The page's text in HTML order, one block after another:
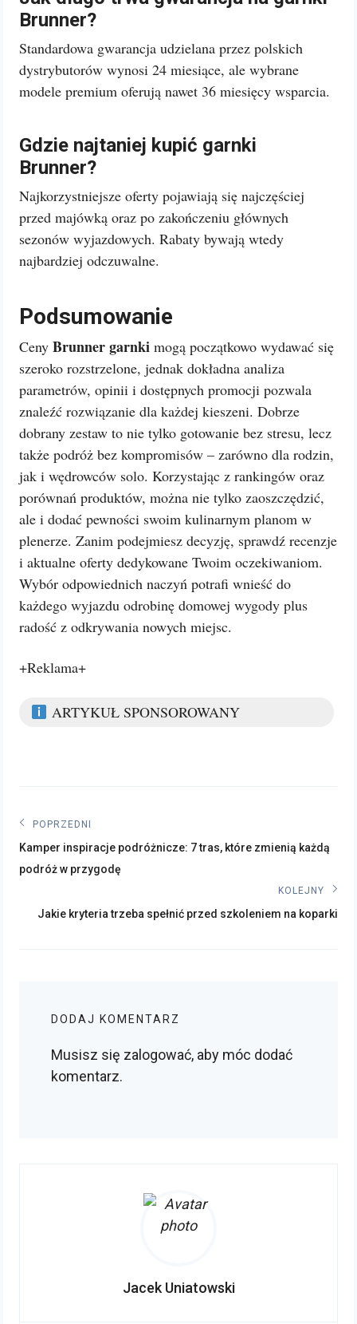
Brunner?
Standardowa gwarancja udzielana przez polskich
dystrybutorów wynosi 24 miesiące, ale wybrane
modele premium oferują nawet 36 miesięcy wsparcia.
Gdzie najtaniej kupić garnki
Brunner?
Najkorzystniejsze oferty pojawiają się najczęściej
przed majówką oraz po zakończeniu głównych
sezonów wyjazdowych. Rabaty bywają wtedy
najbardziej odczuwalne.
Podsumowanie
Ceny Brunner garnki mogą początkowo wydawać się
szeroko rozstrzelone, jednak dokładna analiza
parametrów, opinii i dostępnych promocji pozwala
znaleźć rozwiązanie dla każdej kieszeni. Dobrze
dobrany zestaw to nie tylko gotowanie bez stresu, lecz
także podróż bez kompromisów – zarówno dla rodzin,
jak i wędrowców solo. Korzystając z rankingów oraz
porównań produktów, można nie tylko zaoszczędzić,
ale i dodać pewności swoim kulinarnym planom w
plenerze. Zanim podejmiesz decyzję, sprawdź recenzje
i aktualne oferty dedykowane Twoim oczekiwaniom.
Wybór odpowiednich naczyń potrafi wnieść do
każdego wyjazdu odrobinę domowej wygody plus
radość z odkrywania nowych miejsc.
+Reklama+
ARTYKUŁ SPONSOROWANY
Nawigacja
wpisu
POPRZEDNI
Poprzedni
post:
Kamper inspiracje podróżnicze: 7 tras, które zmienią każdą
podróż w przygodę
KOLEJNY
Kolejny
Jakie kryteria trzeba spełnić przed szkoleniem na koparki
DODAJ KOMENTARZ
Musisz się zalogować, aby móc dodać
komentarz.
Jacek Uniatowski